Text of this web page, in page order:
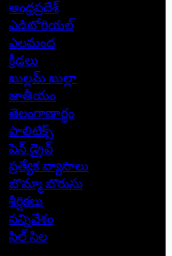
ఆంధ్రప్రదేశ్
ఎడిటోరియల్
ఎలమంద
క్రీడలు
ఖుల్లమ్ ఖుల్లా
జాతీయం
తెలంగాణార్థం
పాలిటిక్స్
పెన్ డ్రైవ్
ప్రత్యేక వ్యాసాలు
బొమ్మా బొరుసు
శీర్షికలు
సన్నివేశం
సిల్ సిల